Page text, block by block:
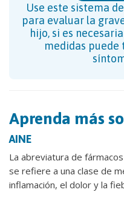
Use este sistema
para evaluar la
hijo, si es
medidas
Aprenda más
AINE
La abreviatura de
se refiere a una clase de
inflamación, el dolor y la